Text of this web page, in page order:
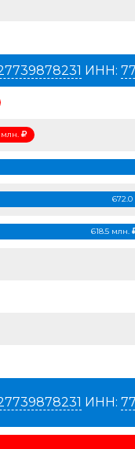
ИНН:
млн.
618.5 млн.
ИНН: